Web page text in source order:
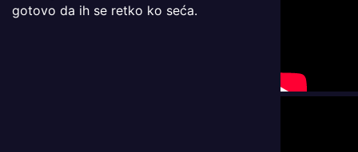
gotovo da ih se retko ko seća.